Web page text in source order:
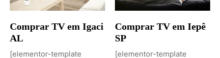
Comprar TV em Igaci
AL
[elementor-template
Comprar TV em Iepê
SP
[elementor-template